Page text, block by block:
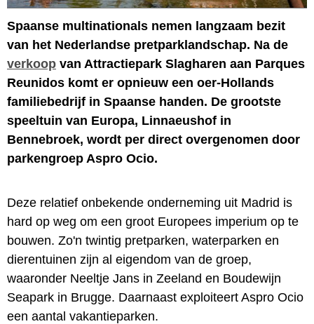
Spaanse multinationals nemen langzaam bezit
van het Nederlandse pretparklandschap. Na de
verkoop van Attractiepark Slagharen aan Parques
Reunidos komt er opnieuw een oer-Hollands
familiebedrijf in Spaanse handen. De grootste
speeltuin van Europa, Linnaeushof in
Bennebroek, wordt per direct overgenomen door
parkengroep Aspro Ocio.
Deze relatief onbekende onderneming uit Madrid is
hard op weg om een groot Europees imperium op te
bouwen. Zo'n twintig pretparken, waterparken en
dierentuinen zijn al eigendom van de groep,
waaronder Neeltje Jans in Zeeland en Boudewijn
Seapark in Brugge. Daarnaast exploiteert Aspro Ocio
een aantal vakantieparken.